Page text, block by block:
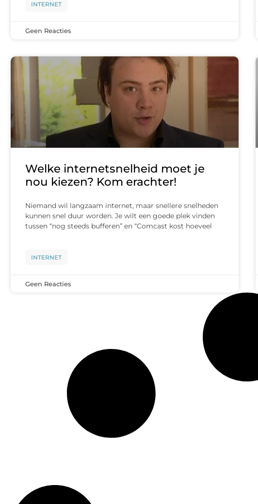
INTERNET
Geen Reacties
Welke internetsnelheid moet je
nou kiezen? Kom erachter!
Niemand wil langzaam internet, maar snellere snelheden
kunnen snel duur worden. Je wilt een goede plek vinden
tussen “nog steeds bufferen” en “Comcast kost hoeveel
INTERNET
Geen Reacties